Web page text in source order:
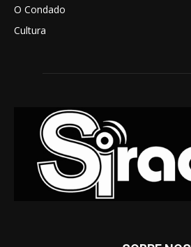
O Condado
Cultura